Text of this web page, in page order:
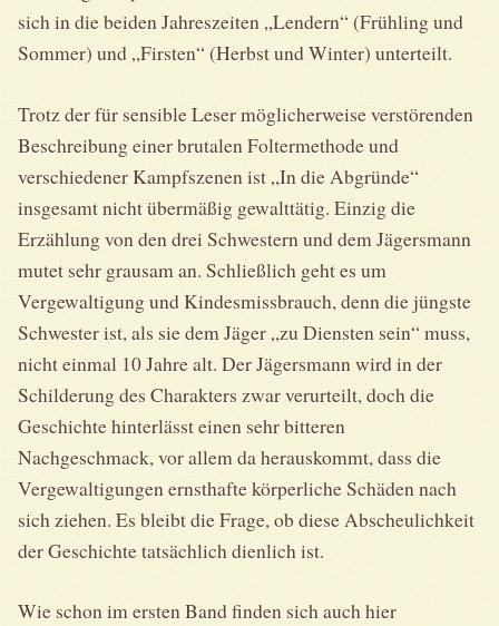
sich in die beiden Jahreszeiten „Lendern“ (Frühling und
Sommer) und „Firsten“ (Herbst und Winter) unterteilt.
Trotz der für sensible Leser möglicherweise verstörenden
Beschreibung einer brutalen Foltermethode und
verschiedener Kampfszenen ist „In die Abgründe“
insgesamt nicht übermäßig gewalttätig. Einzig die
Erzählung von den drei Schwestern und dem Jägersmann
mutet sehr grausam an. Schließlich geht es um
Vergewaltigung und Kindesmissbrauch, denn die jüngste
Schwester ist, als sie dem Jäger „zu Diensten sein“ muss,
nicht einmal 10 Jahre alt. Der Jägersmann wird in der
Schilderung des Charakters zwar verurteilt, doch die
Geschichte hinterlässt einen sehr bitteren
Nachgeschmack, vor allem da herauskommt, dass die
Vergewaltigungen ernsthafte körperliche Schäden nach
sich ziehen. Es bleibt die Frage, ob diese Abscheulichkeit
der Geschichte tatsächlich dienlich ist.
Wie schon im ersten Band finden sich auch hier